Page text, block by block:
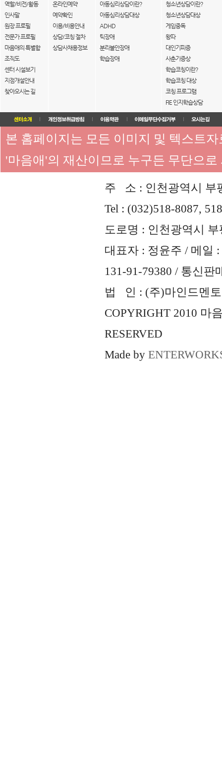
역할/비전/활동
인사말
원장 프로필
전문가 프로필
마음애의 특별함
조직도
센터 시설보기
지점개설안내
찾아오시는 길
온라인예약
예약확인
이용/비용안내
상담/코칭 절차
상담사채용정보
아동심리상담이란?
아동심리상담대상
ADHD
틱장애
분리불안장애
학습장애
청소년상담이란?
청소년상담대상
게임중독
왕따
대인기피증
사춘기증상
학습코칭이란?
학습코칭 대상
코칭 프로그램
FIE 인지학습상담
본 홈페이지는 모든 이미지 및 텍스트
'마음애'의 재산이므로 누구든 무단으
주 소 : 인천광역시 부
Tel : (032)518-8087,
도로명 : 인천광역시
대표자 : 정윤주 / 메일 :
131-91-79380 / 통신판
법 인 : (주)마인드멘토
COPYRIGHT 2010 마
RESERVED
Made by